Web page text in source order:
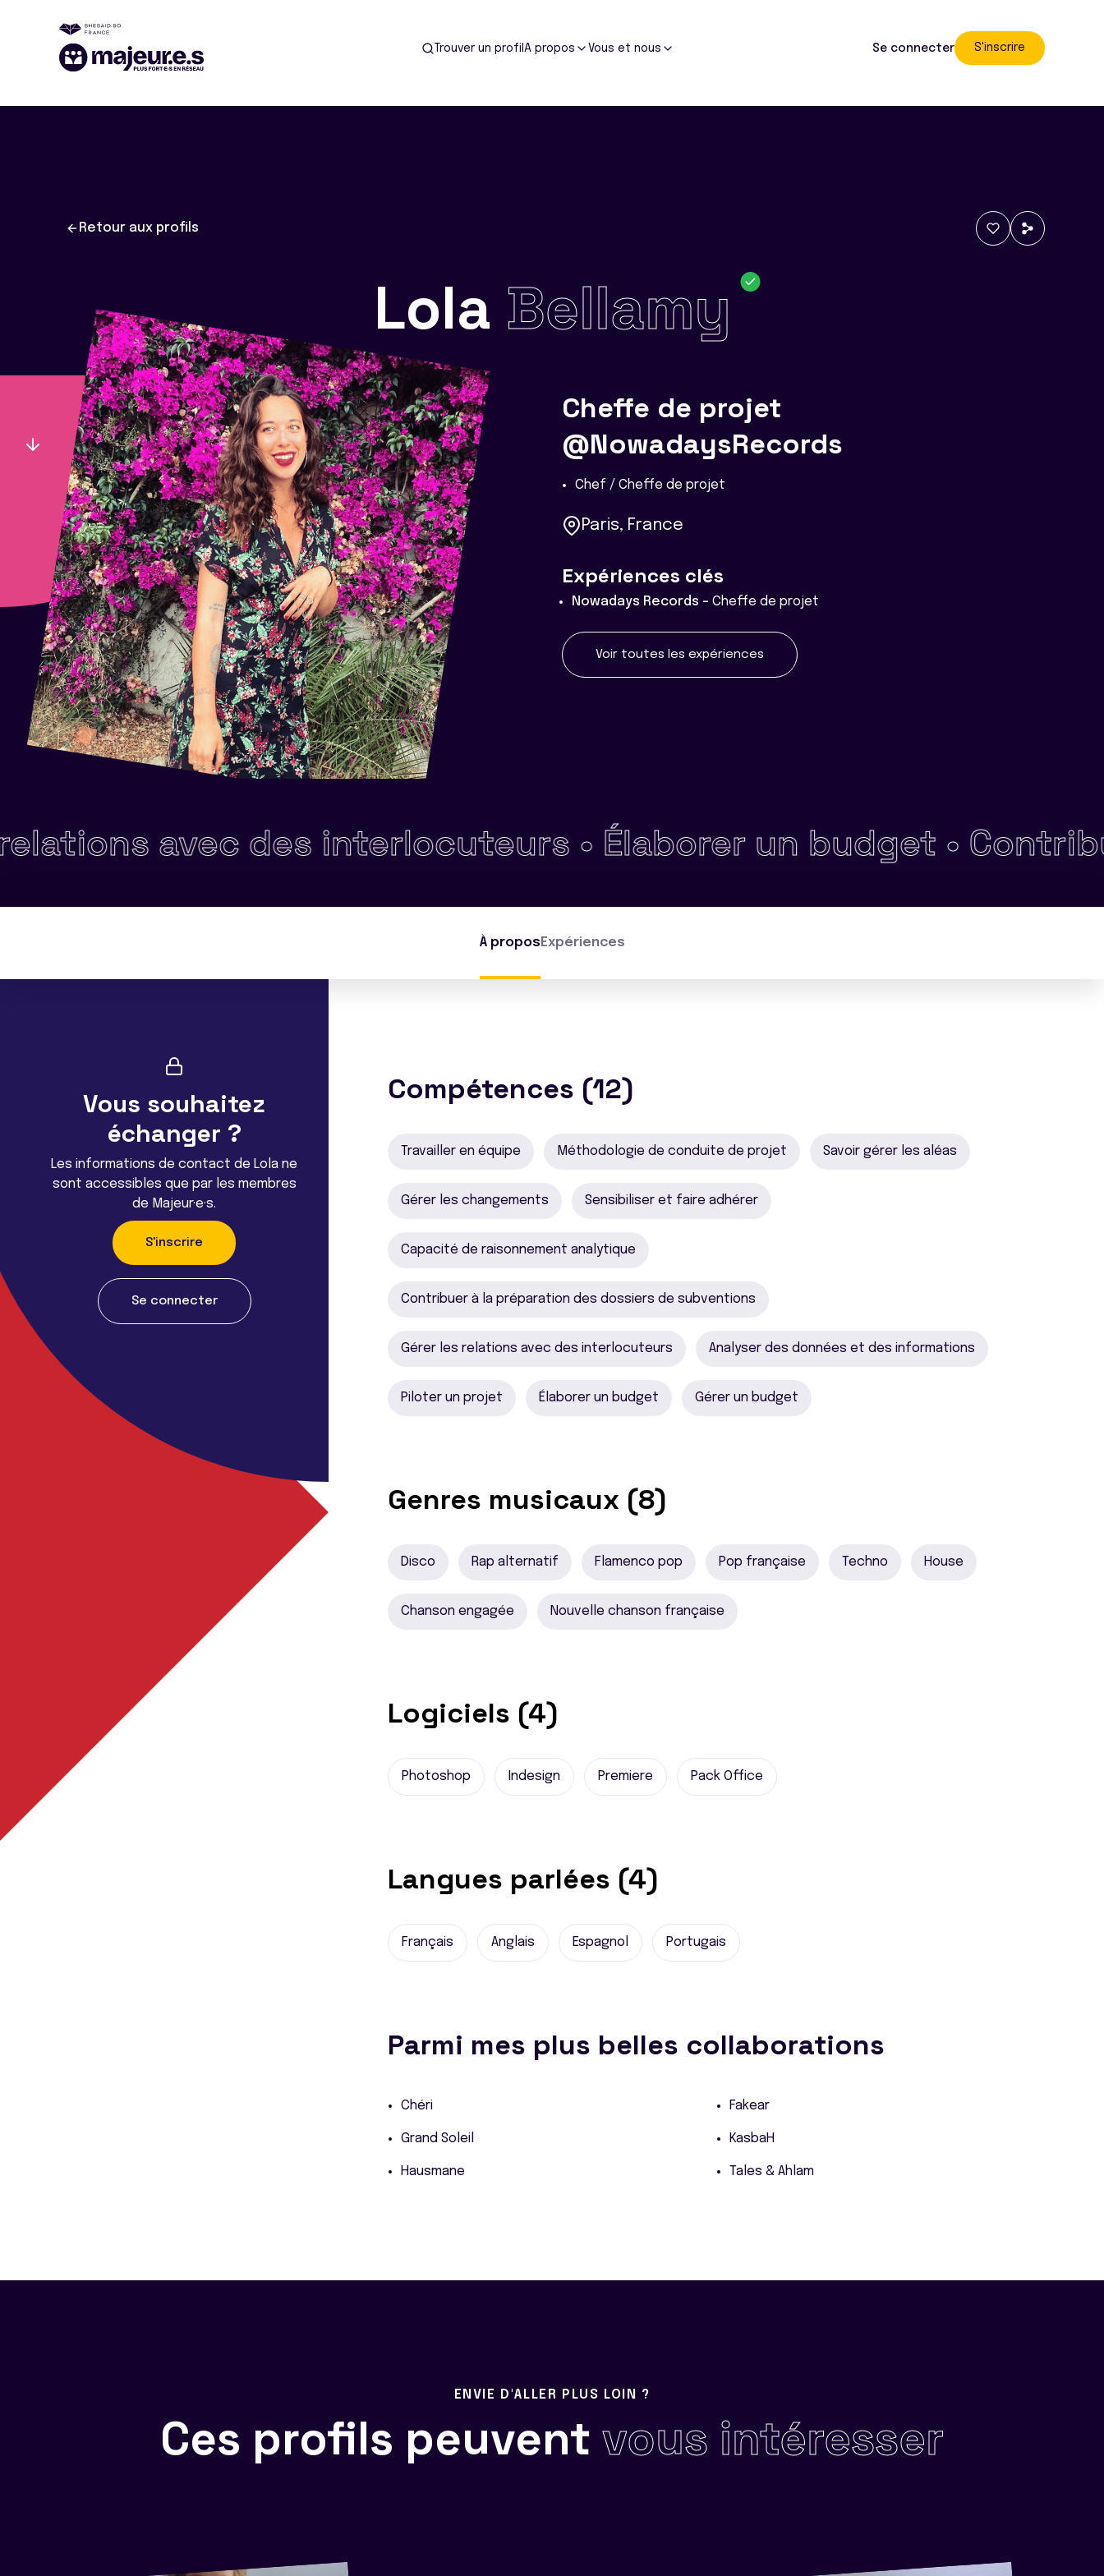
Trouver un profil A propos Vous et nous Se connecter S'inscrire
Retour aux profils
Lola Bellamy
Cheffe de projet
@NowadaysRecords
Chef / Cheffe de projet
Paris, France
Expériences clés
Nowadays Records - Cheffe de projet
Voir toutes les expériences
avec des interlocuteurs •Élaborer un budget •Contribuer à
À propos Expériences
Vous souhaitez
échanger ?
Les informations de contact de Lola ne
sont accessibles que par les membres
de Majeur·e·s.
S'inscrire
Se connecter
Compétences (12)
Travailler en équipe Méthodologie de conduite de projet Savoir gérer les aléas
Gérer les changements Sensibiliser et faire adhérer
Capacité de raisonnement analytique
Contribuer à la préparation des dossiers de subventions
Gérer les relations avec des interlocuteurs Analyser des données et des informations
Piloter un projet Élaborer un budget Gérer un budget
Genres musicaux (8)
Disco Rap alternatif Flamenco pop Pop française Techno House
Chanson engagée Nouvelle chanson française
Logiciels (4)
Photoshop Indesign Premiere Pack Office
Langues parlées (4)
Français Anglais Espagnol Portugais
Parmi mes plus belles collaborations
Chéri
Grand Soleil
Hausmane
Fakear
KasbaH
Tales & Ahlam
ENVIE D'ALLER PLUS LOIN ?
Ces profils peuvent vous intéresser